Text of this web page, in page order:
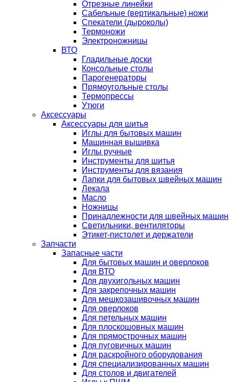
Отрезные линейки
Сабельные (вертикальные) ножи
Спекатели (дыроколы)
Термоножи
Электроножницы
ВТО
Гладильные доски
Консольные столы
Парогенераторы
Прямоугольные столы
Термопрессы
Утюги
Аксессуары
Аксессуары для шитья
Иглы для бытовых машин
Машинная вышивка
Иглы ручные
Инструменты для шитья
Инструменты для вязания
Лапки для бытовых швейных машин
Лекала
Масло
Ножницы
Принадлежности для швейных машин
Светильники, вентиляторы
Этикет-пистолет и держатели
Запчасти
Запасные части
Для бытовых машин и оверлоков
Для ВТО
Для двухигольных машин
Для закрепочных машин
Для мешкозашивочных машин
Для оверлоков
Для петельных машин
Для плоскошовных машин
Для прямострочных машин
Для пуговичных машин
Для раскройного оборудования
Для специализированных машин
Для столов и двигателей